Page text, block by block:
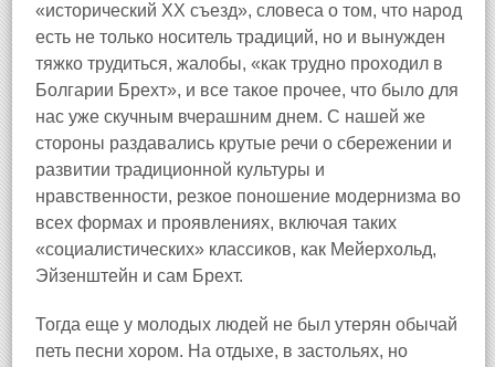
«исторический XX съезд», словеса о том, что народ
есть не только носитель традиций, но и вынужден
тяжко трудиться, жалобы, «как трудно проходил в
Болгарии Брехт», и все такое прочее, что было для
нас уже скучным вчерашним днем. С нашей же
стороны раздавались крутые речи о сбережении и
развитии традиционной культуры и
нравственности, резкое поношение модернизма во
всех формах и проявлениях, включая таких
«социалистических» классиков, как Мейерхольд,
Эйзенштейн и сам Брехт.
Тогда еще у молодых людей не был утерян обычай
петь песни хором. На отдыхе, в застольях, но